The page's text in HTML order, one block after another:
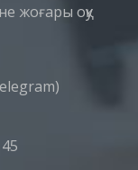
жоғары оқу